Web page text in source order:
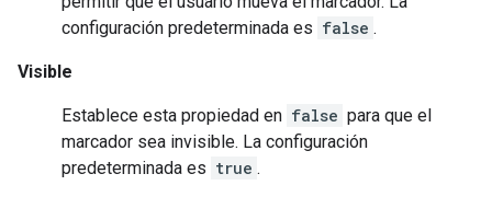
configuración predeterminada es false .
Visible
Establece esta propiedad en false para que el
marcador sea invisible. La configuración
predeterminada es true .